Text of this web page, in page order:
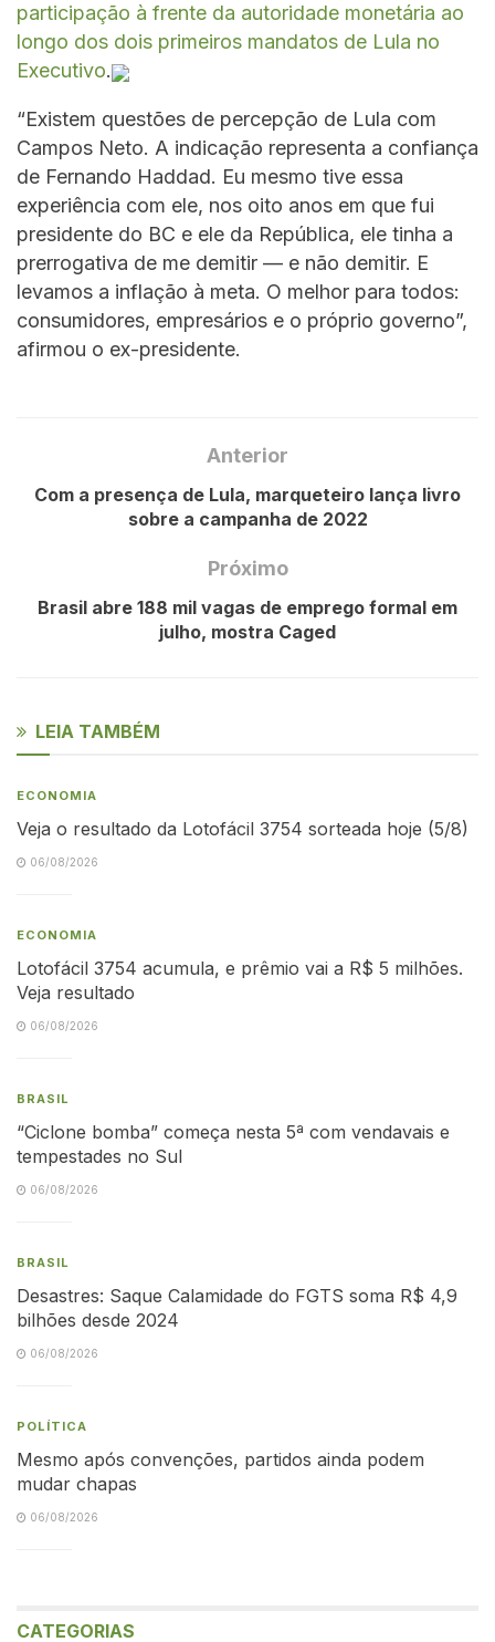
participação à frente da autoridade monetária ao
longo dos dois primeiros mandatos de Lula no
Executivo.
“Existem questões de percepção de Lula com
Campos Neto. A indicação representa a confiança
de Fernando Haddad. Eu mesmo tive essa
experiência com ele, nos oito anos em que fui
presidente do BC e ele da República, ele tinha a
prerrogativa de me demitir — e não demitir. E
levamos a inflação à meta. O melhor para todos:
consumidores, empresários e o próprio governo”,
afirmou o ex-presidente.
Anterior
Com a presença de Lula, marqueteiro lança livro
sobre a campanha de 2022
Próximo
Brasil abre 188 mil vagas de emprego formal em
julho, mostra Caged
LEIA TAMBÉM
ECONOMIA
Veja o resultado da Lotofácil 3754 sorteada hoje (5/8)
06/08/2026
ECONOMIA
Lotofácil 3754 acumula, e prêmio vai a R$ 5 milhões.
Veja resultado
06/08/2026
BRASIL
“Ciclone bomba” começa nesta 5ª com vendavais e
tempestades no Sul
06/08/2026
BRASIL
Desastres: Saque Calamidade do FGTS soma R$ 4,9
bilhões desde 2024
06/08/2026
POLÍTICA
Mesmo após convenções, partidos ainda podem
mudar chapas
06/08/2026
CATEGORIAS